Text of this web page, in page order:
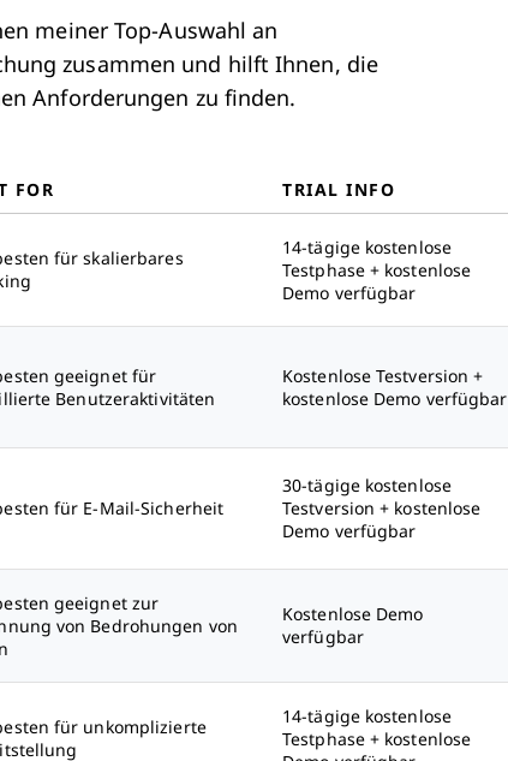
meiner Top-Auswahl an
zusammen und hilft Ihnen, die
Anforderungen zu finden.
FOR TRIAL INFO
für skalierbares
14-tägige kostenlose
Testphase + kostenlose
Demo verfügbar
geeignet für
Benutzeraktivitäten
Kostenlose Testversion +
kostenlose Demo verfügbar
für E-Mail-Sicherheit
30-tägige kostenlose
Testversion + kostenlose
Demo verfügbar
geeignet zur
von Bedrohungen von
Kostenlose Demo
verfügbar
für unkomplizierte
14-tägige kostenlose
Testphase + kostenlose